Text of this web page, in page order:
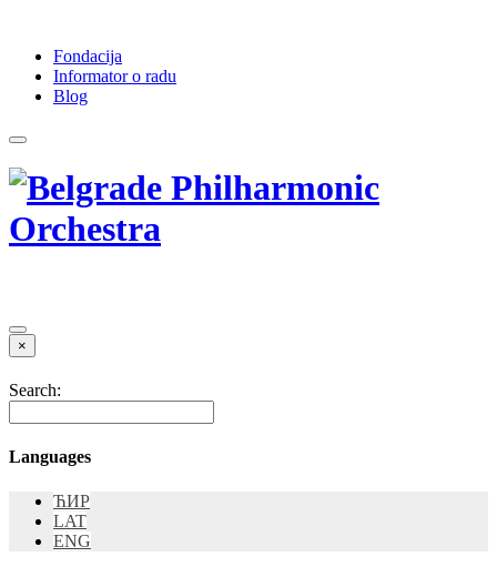
Fondacija
Informator o radu
Blog
×
Search:
Languages
ЋИР
LAT
ENG